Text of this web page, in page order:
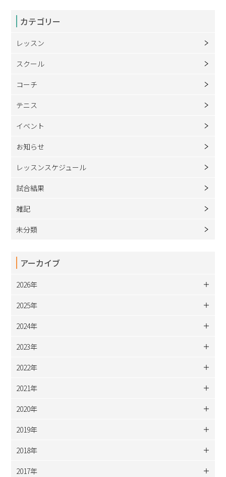
カテゴリー
レッスン
スクール
コーチ
テニス
イベント
お知らせ
レッスンスケジュール
試合結果
雑記
未分類
アーカイブ
2026年
2025年
2024年
2023年
2022年
2021年
2020年
2019年
2018年
2017年